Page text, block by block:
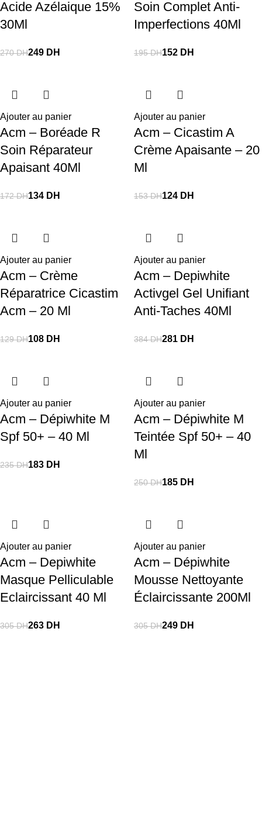
Acide Azélaique 15%
30Ml
270DH249 DH
Soin Complet Anti-
Imperfections 40Ml
195DH152 DH
Ajouter au panier
Acm – Boréade R
Soin Réparateur
Apaisant 40Ml
172DH134 DH
Ajouter au panier
Acm – Cicastim A
Crème Apaisante – 20
Ml
153DH124 DH
Ajouter au panier
Acm – Crème
Réparatrice Cicastim
Acm – 20 Ml
129DH108 DH
Ajouter au panier
Acm – Depiwhite
Activgel Gel Unifiant
Anti-Taches 40Ml
384DH281 DH
Ajouter au panier
Acm – Dépiwhite M
Spf 50+ – 40 Ml
235DH183 DH
Ajouter au panier
Acm – Dépiwhite M
Teintée Spf 50+ – 40
Ml
250DH185 DH
Ajouter au panier
Acm – Depiwhite
Masque Pelliculable
Eclaircissant 40 Ml
305DH263 DH
Ajouter au panier
Acm – Dépiwhite
Mousse Nettoyante
Éclaircissante 200Ml
305DH249 DH